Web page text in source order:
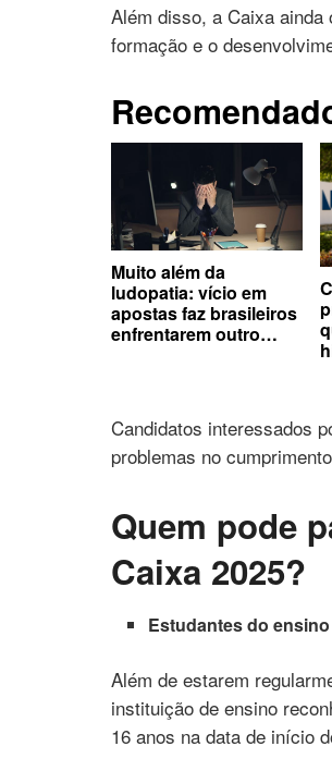
Além disso, a Caixa
formação e o
Muito além da
ludopatia: vício em
apostas faz brasileiros
enfrentarem outro
Candidatos interessados
problemas no
Quem pode
Caixa 2025?
Estudantes do
Além de estarem
instituição de ensino
16 anos na data de início